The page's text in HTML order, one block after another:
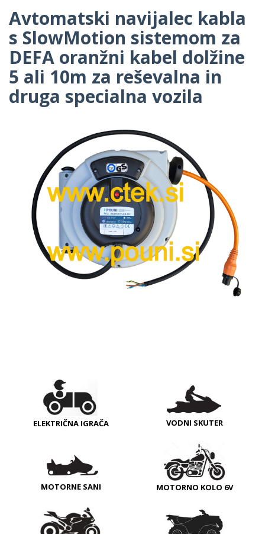
Avtomatski navijalec kabla
s SlowMotion sistemom za
DEFA oranžni kabel dolžine
5 ali 10m za reševalna in
druga specialna vozila
ELEKTRIČNA IGRAČA VODNI SKUTER
MOTORNE SANI MOTORNO KOLO 6V